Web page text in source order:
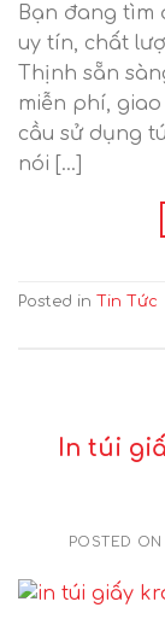
Bạn đang tìm
uy tín, chất
Thịnh sẵn
miễn phí,
cầu sử dụng
nói […]
Posted in Tin Tức
In túi
POSTED ON